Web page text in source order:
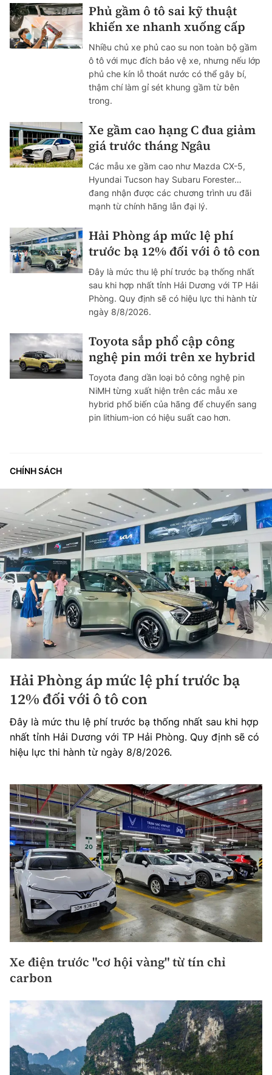
Phủ gầm ô tô sai kỹ thuật
khiến xe nhanh xuống cấp
Nhiều chủ xe phủ cao su non toàn bộ gầm
ô tô với mục đích bảo vệ xe, nhưng nếu lớp
phủ che kín lỗ thoát nước có thể gây bí,
thậm chí làm gỉ sét khung gầm từ bên
trong.
Xe gầm cao hạng C đua giảm
giá trước tháng Ngâu
Các mẫu xe gầm cao như Mazda CX-5,
Hyundai Tucson hay Subaru Forester…
đang nhận được các chương trình ưu đãi
mạnh từ chính hãng lẫn đại lý.
Hải Phòng áp mức lệ phí
trước bạ 12% đối với ô tô con
Đây là mức thu lệ phí trước bạ thống nhất
sau khi hợp nhất tỉnh Hải Dương với TP Hải
Phòng. Quy định sẽ có hiệu lực thi hành từ
ngày 8/8/2026.
Toyota sắp phổ cập công
nghệ pin mới trên xe hybrid
Toyota đang dần loại bỏ công nghệ pin
NiMH từng xuất hiện trên các mẫu xe
hybrid phổ biến của hãng để chuyển sang
pin lithium-ion có hiệu suất cao hơn.
CHÍNH SÁCH
Hải Phòng áp mức lệ phí trước bạ
12% đối với ô tô con
Đây là mức thu lệ phí trước bạ thống nhất sau khi hợp
nhất tỉnh Hải Dương với TP Hải Phòng. Quy định sẽ có
hiệu lực thi hành từ ngày 8/8/2026.
Xe điện trước "cơ hội vàng" từ tín chỉ
carbon